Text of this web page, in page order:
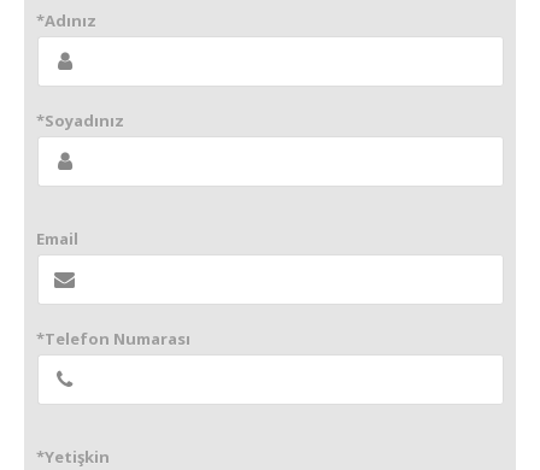
*Adınız
*Soyadınız
Email
*Telefon Numarası
*Yetişkin